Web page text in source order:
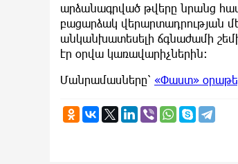
արձանագրված թվերը նրանց
բացարձակ վերարտադրության
անկանխատեսելի ճգնաժամի
էր օրվա կառավարիչներին։
Մանրամասները՝ «Փաստ»